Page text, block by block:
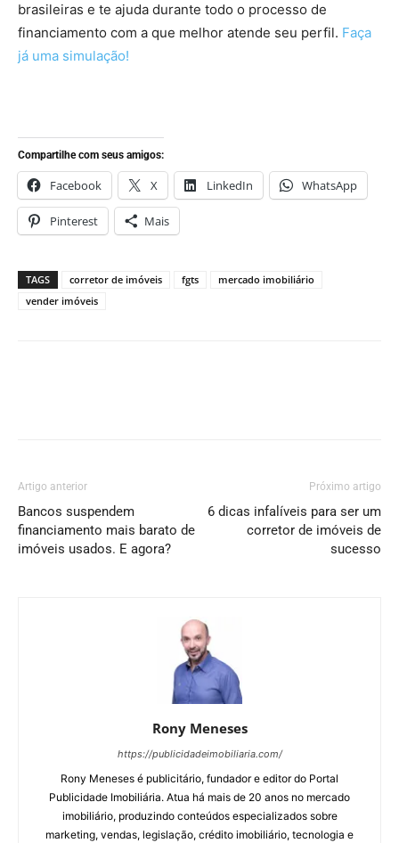
brasileiras e te ajuda durante todo o processo de
financiamento com a que melhor atende seu perfil. Faça
já uma simulação!
Compartilhe com seus amigos:
Facebook X LinkedIn WhatsApp
Pinterest Mais
TAGS corretor de imóveis fgts
mercado imobiliário
vender imóveis
Artigo anterior
Bancos suspendem
financiamento mais barato de
imóveis usados. E agora?
Próximo artigo
6 dicas infalíveis para ser um
corretor de imóveis de
sucesso
Rony Meneses
https://publicidadeimobiliaria.com/
Rony Meneses é publicitário, fundador e editor do Portal
Publicidade Imobiliária. Atua há mais de 20 anos no mercado
imobiliário, produzindo conteúdos especializados sobre
marketing, vendas, legislação, crédito imobiliário, tecnologia e